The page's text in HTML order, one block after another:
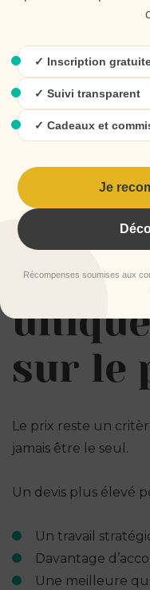
Quels sont les
Une méthodologie
d’une agence
incompréhensions
6. Ne
sur le
Le prix reste un
jamais être le seul.
Un devis plus élevé
Un travail
Davantage
Une meilleure
✓ Inscription
✓ Suivi transparent
✓ Cadeaux et
Je
Récompenses soumises aux